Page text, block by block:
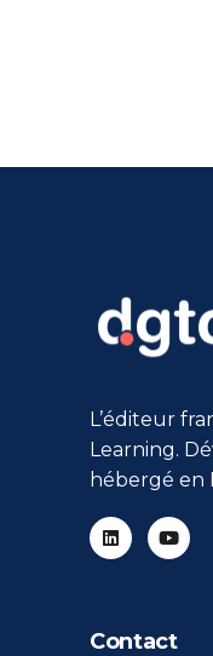
L’éditeur
Learning.
hébergé en
Contact